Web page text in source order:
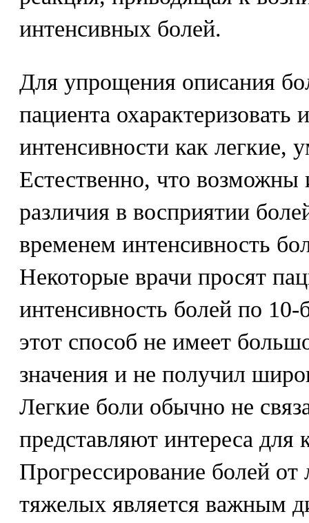
интенсивных болей.
Для упрощения описания
пациента охарактеризовать
интенсивности как легкие,
Естественно, что возможны
различия в восприятии
временем интенсивность
Некоторые врачи просят
интенсивность болей по
этот способ не имеет
значения и не получил
Легкие боли обычно не
представляют интереса для
Прогрессирование болей
тяжелых является важным